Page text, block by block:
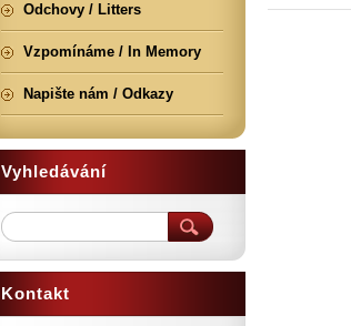
Odchovy / Litters
Vzpomínáme / In Memory
Napište nám / Odkazy
Vyhledávání
Kontakt